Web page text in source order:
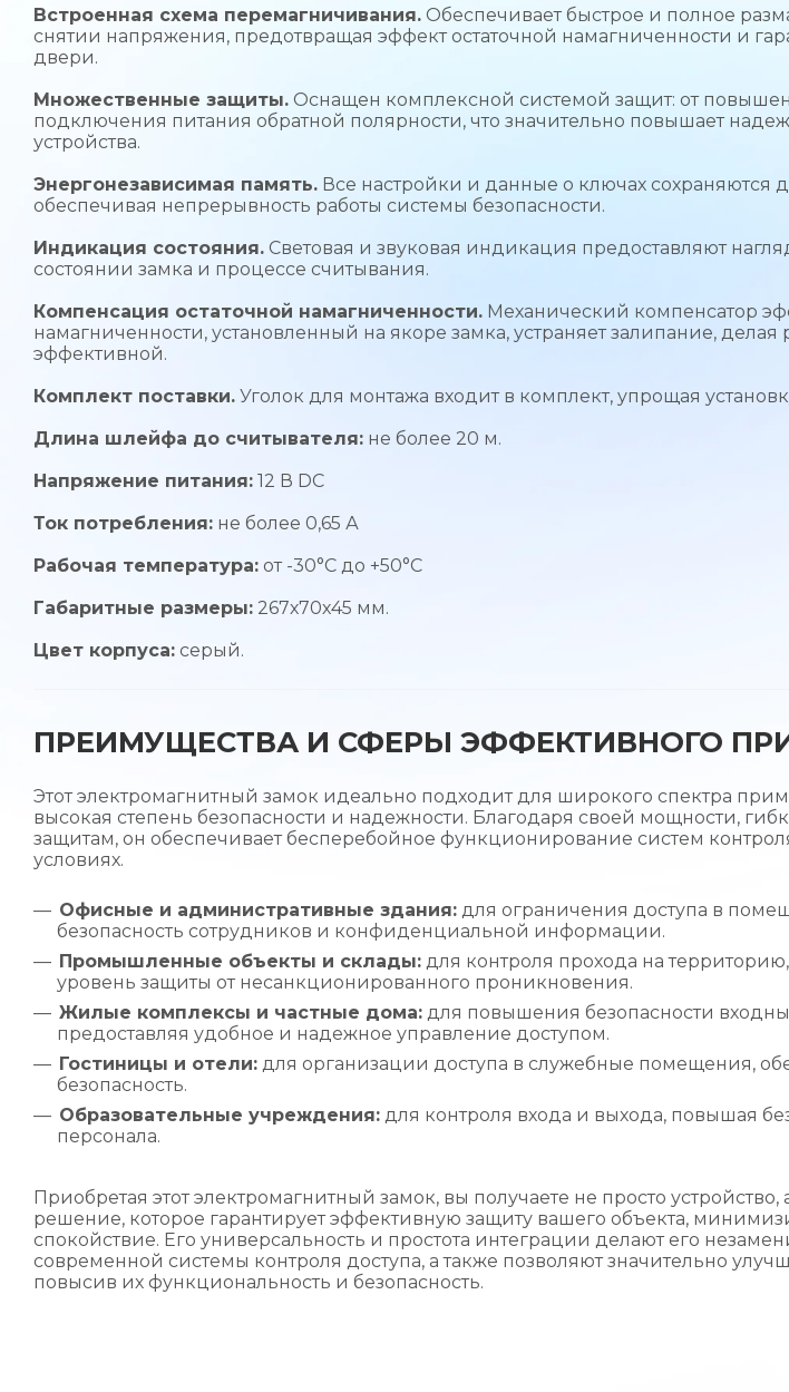
Встроенная схема перемагничивания. Обеспечивает быстрое и полное
снятии напряжения, предотвращая эффект остаточной намагниченности и
двери.
Множественные защиты. Оснащен комплексной системой защит: от
подключения питания обратной полярности, что значительно повышает
устройства.
Энергонезависимая память. Все настройки и данные о ключах сохраняются
обеспечивая непрерывность работы системы безопасности.
Индикация состояния. Световая и звуковая индикация предоставляют
состоянии замка и процессе считывания.
Компенсация остаточной намагниченности. Механический компенсатор
намагниченности, установленный на якоре замка, устраняет залипание,
эффективной.
Комплект поставки. Уголок для монтажа входит в комплект, упрощая
Длина шлейфа до считывателя: не более 20 м.
Напряжение питания: 12 В DC
Ток потребления: не более 0,65 А
Рабочая температура: от -30°С до +50°С
Габаритные размеры: 267х70х45 мм.
Цвет корпуса: серый.
ПРЕИМУЩЕСТВА И СФЕРЫ ЭФФЕКТИВНОГО
Этот электромагнитный замок идеально подходит для широкого спектра
высокая степень безопасности и надежности. Благодаря своей мощности,
защитам, он обеспечивает бесперебойное функционирование систем
условиях.
Офисные и административные здания: для ограничения доступа в
безопасность сотрудников и конфиденциальной информации.
Промышленные объекты и склады: для контроля прохода на
уровень защиты от несанкционированного проникновения.
Жилые комплексы и частные дома: для повышения безопасности
предоставляя удобное и надежное управление доступом.
Гостиницы и отели: для организации доступа в служебные помещения,
безопасность.
Образовательные учреждения: для контроля входа и выхода, повышая
персонала.
Приобретая этот электромагнитный замок, вы получаете не просто
решение, которое гарантирует эффективную защиту вашего объекта,
спокойствие. Его универсальность и простота интеграции делают его
современной системы контроля доступа, а также позволяют значительно
повысив их функциональность и безопасность.